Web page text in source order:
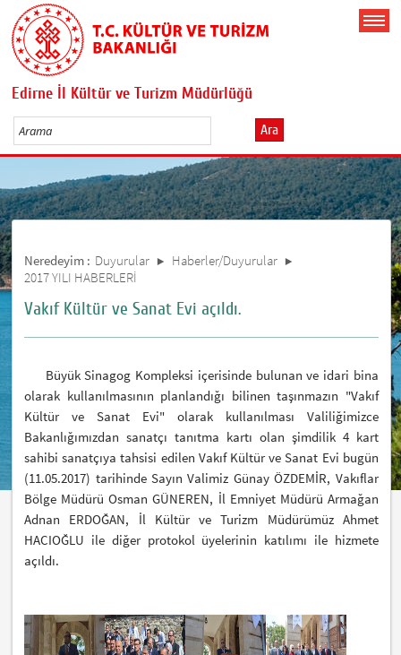
Edirne İl Kültür ve Turizm Müdürlüğü
Ara
Neredeyim : Duyurular
Haberler/Duyurular
2017 YILI HABERLERİ
Vakıf Kültür ve Sanat Evi açıldı.
Büyük Sinagog Kompleksi içerisinde bulunan ve idari bina
olarak kullanılmasının planlandığı bilinen taşınmazın "Vakıf
Kültür ve Sanat Evi" olarak kullanılması Valiliğimizce
Bakanlığımızdan sanatçı tanıtma kartı olan şimdilik 4 kart
sahibi sanatçıya tahsisi edilen Vakıf Kültür ve Sanat Evi bugün
(11.05.2017) tarihinde Sayın Valimiz Günay ÖZDEMİR, Vakıflar
Bölge Müdürü Osman GÜNEREN, İl Emniyet Müdürü Armağan
Adnan ERDOĞAN, İl Kültür ve Turizm Müdürümüz Ahmet
HACIOĞLU ile diğer protokol üyelerinin katılımı ile hizmete
açıldı.